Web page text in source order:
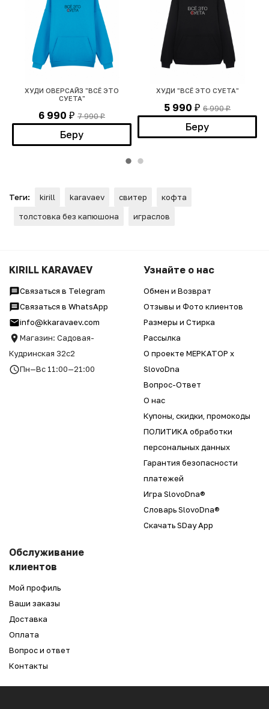
ХУДИ ОВЕРСАЙЗ "ВСЁ ЭТО
СУЕТА"
6 990 ₽ 7 990₽
Беру
ХУДИ "ВСЁ ЭТО СУЕТА"
5 990 ₽ 6 990₽
Беру
Теги: kirill karavaev свитер
кофта
толстовка без капюшона
играслов
KIRILL KARAVAEV
Связаться в Telegram
Связаться в WhatsApp
info@kkaravaev.com
Магазин: Садовая-
Кудринская 32с2
Пн—Вс 11:00—21:00
Узнайте о нас
Обмен и Возврат
Отзывы и Фото клиентов
Размеры и Стирка
Рассылка
О проекте МЕРКАТОР x
SlovoDna
Вопрос-Ответ
О нас
Купоны, скидки, промокоды
ПОЛИТИКА обработки
персональных данных
Гарантия безопасности
платежей
Игра SlovoDna®
Словарь SlovoDna®
Скачать SDay App
Обслуживание
клиентов
Мой профиль
Ваши заказы
Доставка
Оплата
Вопрос и ответ
Контакты